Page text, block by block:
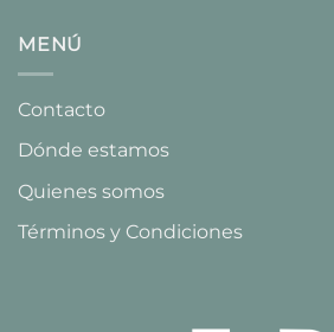
MENÚ
Contacto
Dónde estamos
Quienes somos
Términos y Condiciones